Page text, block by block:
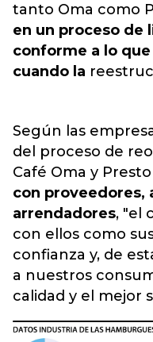
tanto Oma como
en un proceso de
conforme a lo
cuando la
Según las
del proceso de
Café Oma y Presto
con proveedores,
arrendadores, "el
con ellos como
confianza y, de
a nuestros
calidad y el mejor